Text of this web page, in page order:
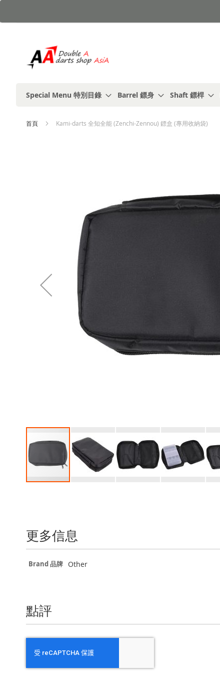
到
Special Menu 特別目錄
Barrel 鏢身 Shaft 鏢桿
首頁 Kami-darts 全知全能 (Zenchi-Zennou) 鏢盒 (專用收納袋)
the
images
更多信息
更
Brand 品牌 Other
點評